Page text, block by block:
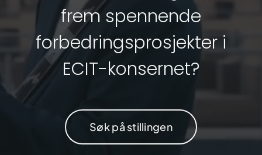
frem spennende
forbedringsprosjekter i
ECIT-konsernet?
Søk på stillingen